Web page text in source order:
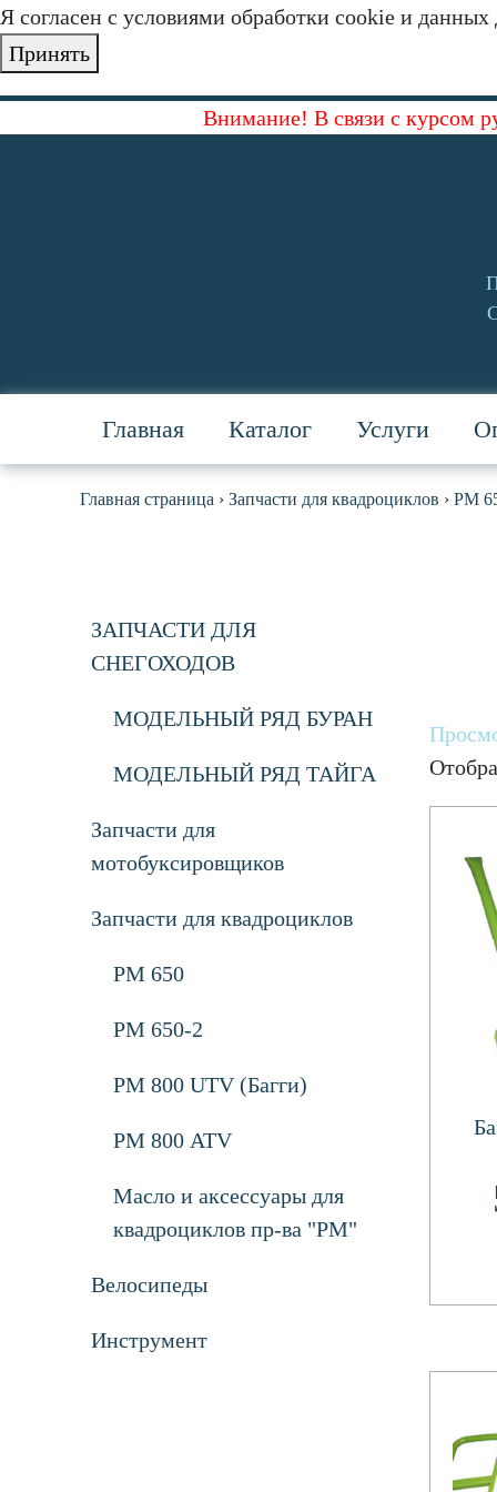
Я согласен с условиями обработки cookie и
Принять
Внимание! В связи с курсом
Главная Каталог Услуги
Главная страница › Запчасти для квадроциклов › РМ
ЗАПЧАСТИ ДЛЯ
СНЕГОХОДОВ
МОДЕЛЬНЫЙ РЯД БУРАН
МОДЕЛЬНЫЙ РЯД ТАЙГА
Запчасти для
мотобуксировщиков
Запчасти для квадроциклов
РМ 650
РМ 650-2
РМ 800 UTV (Багги)
РМ 800 ATV
Масло и аксессуары для
квадроциклов пр-ва "РМ"
Велосипеды
Инструмент